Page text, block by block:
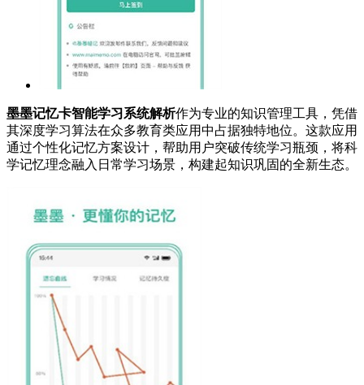
墨墨记忆卡智能学习系统解析作为专业的知识管理工具，凭借
其深度学习算法在众多教育类应用中占据独特地位。这款应用
通过个性化记忆方案设计，帮助用户突破传统学习瓶颈，将科
学记忆理念融入日常学习场景，构建起知识巩固的全新生态。